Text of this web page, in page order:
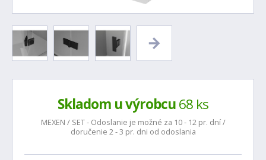
Skladom u výrobcu68 ks
MEXEN / SET - Odoslanie je možné za 10 - 12 pr. dní /
doručenie 2 - 3 pr. dni od odoslania